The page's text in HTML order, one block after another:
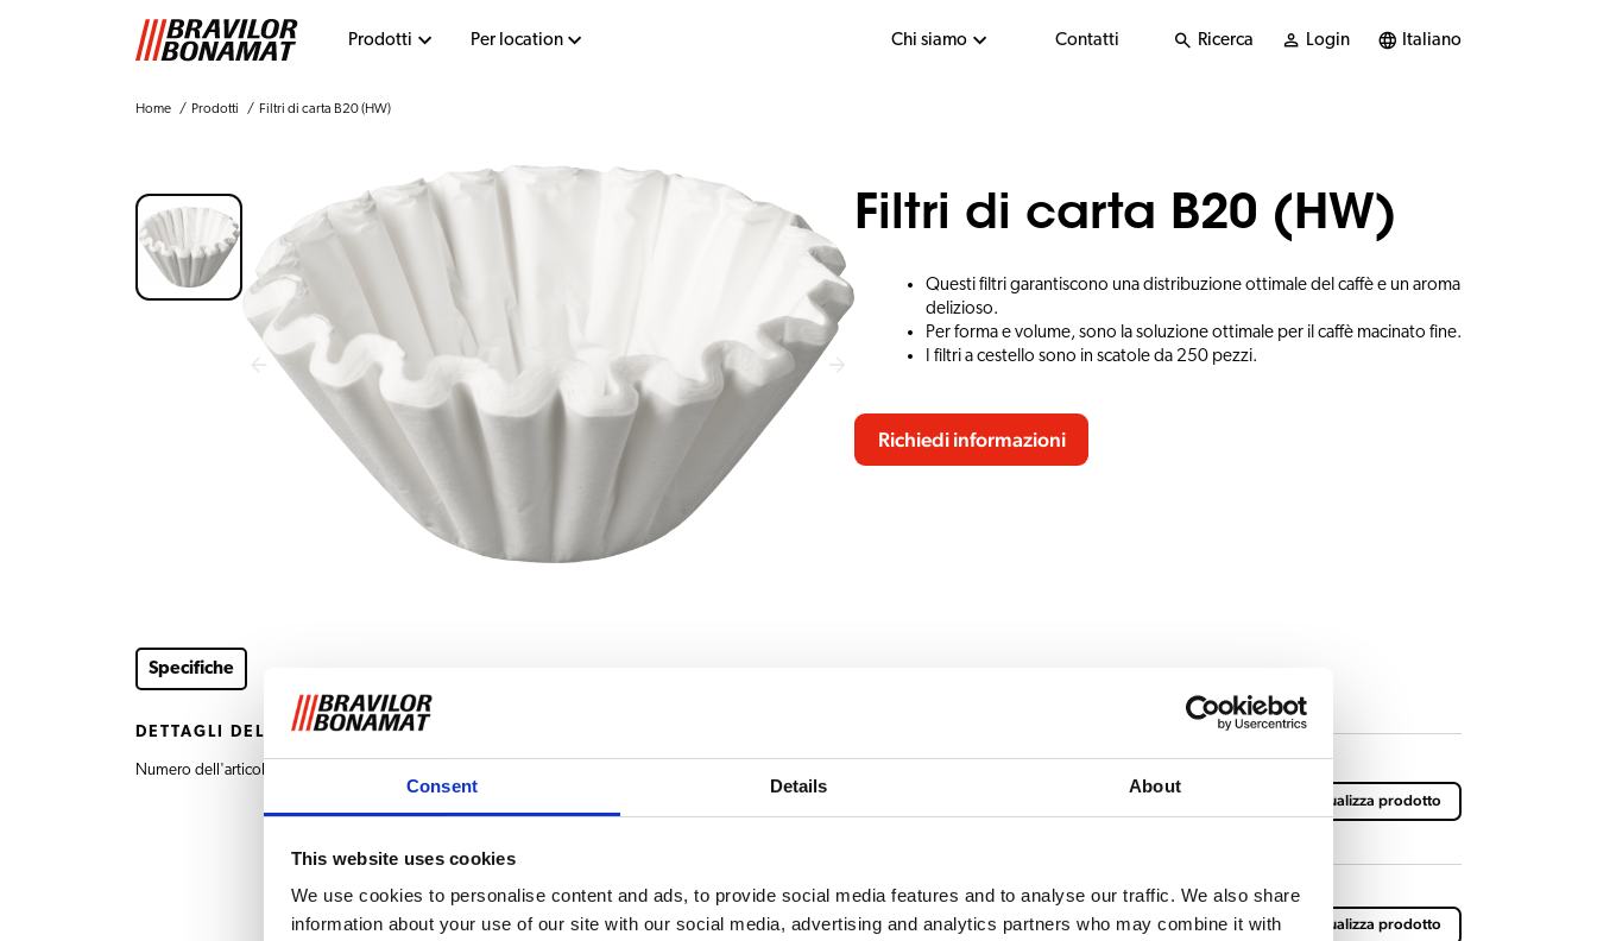
Consent Details About
This website uses cookies
We use cookies to personalise content and ads, to provide social media features and to analyse our traffic. We also share
information about your use of our site with our social media, advertising and analytics partners who may combine it with
Prodotti Per location Chi siamo Contatti Ricerca Login Italiano
Home Prodotti Filtri di carta B20 (HW)
Filtri di carta B20 (HW)
Questi filtri garantiscono una distribuzione ottimale del caffè e un aroma
delizioso.
Per forma e volume, sono la soluzione ottimale per il caffè macinato fine.
I filtri a cestello sono in scatole da 250 pezzi.
Richiedi informazioni
Specifiche
DETTAGLI DEL PRODOTTO
Numero dell'articolo
Visualizza prodotto
B20 W con cestini per infusione Visualizza prodotto